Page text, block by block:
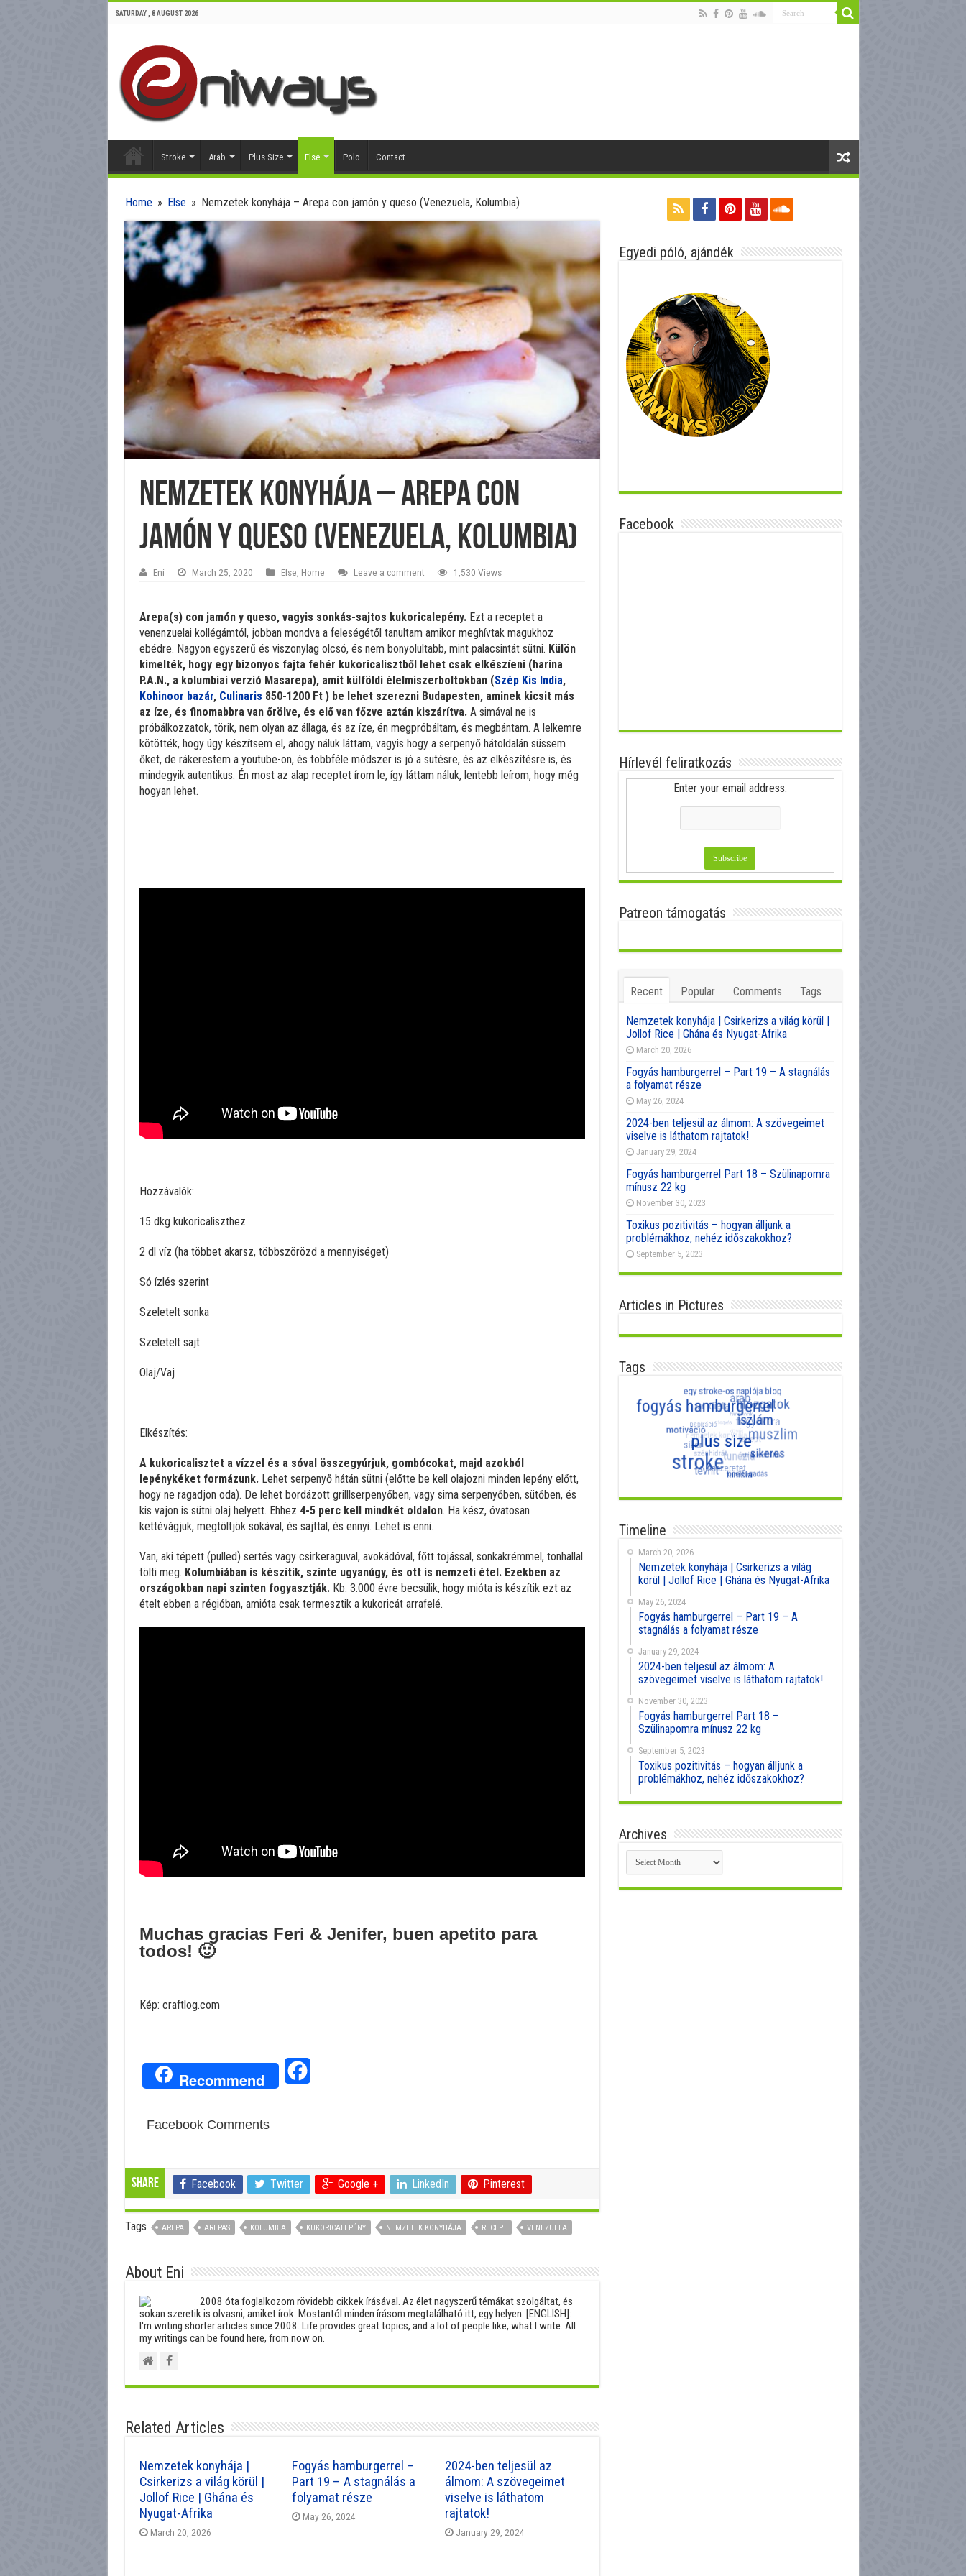
SATURDAY , 8 AUGUST 2026
Stroke Arab Plus Size Else Polo Contact
Home » Else » Nemzetek konyhája – Arepa con jamón y queso (Venezuela, Kolumbia)
Nemzetek konyhája – Arepa con
jamón y queso (Venezuela, Kolumbia)
Eni March 25, 2020 Else Home Leave a comment 1,530 Views
Arepa(s) con jamón y queso, vagyis sonkás-sajtos kukoricalepény.Ezt a receptet a
venenzuelai kollégámtól, jobban mondva a feleségétől tanultam amikor meghívtak magukhoz
ebédre. Nagyon egyszerű és viszonylag olcsó, és nem bonyolultabb, mint palacsintát sütni. Külön
kimelték, hogy egy bizonyos fajta fehér kukoricalisztből lehet csak elkészíeni (harina
P.A.N., a kolumbiai verzió Masarepa), amit külföldi élelmiszerboltokban (Szép Kis India,
Kohinoor bazár, Culinaris 850-1200 Ft ) be lehet szerezni Budapesten, aminek kicsit más
az íze, és finomabbra van őrölve, és elő van főzve aztán kiszárítva.A simával ne is
próbálkozzatok, törik, nem olyan az állaga, és az íze, én megpróbáltam, és megbántam. A lelkemre
kötötték, hogy úgy készítsem el, ahogy náluk láttam, vagyis hogy a serpenyő hátoldalán süssem
őket, de rákerestem a youtube-on, és többféle módszer is jó a sütésre, és az elkészítésre is, és
mindegyik autentikus. Én most az alap receptet írom le, így láttam náluk, lentebb leírom, hogy még
hogyan lehet.
Hozzávalók:
15 dkg kukoricaliszthez
2 dl víz (ha többet akarsz, többszörözd a mennyiséget)
Só ízlés szerint
Szeletelt sonka
Szeletelt sajt
Olaj/Vaj
Elkészítés:
A kukoricalisztet a vízzel és a sóval összegyúrjuk, gombócokat, majd azokból
lepénykéket formázunk.Lehet serpenyő hátán sütni (előtte be kell olajozni minden lepény előtt,
hogy ne ragadjon oda). De lehet bordázott grilllserpenyőben, vagy sima serpenyőben, sütőben, és
kis vajon is sütni olaj helyett. Ehhez 4-5 perc kell mindkét oldalon. Ha kész, óvatosan
kettévágjuk, megtöltjök sokával, és sajttal, és ennyi. Lehet is enni.
Van, aki tépett (pulled) sertés vagy csirkeraguval, avokádóval, főtt tojással, sonkakrémmel, tonhallal
tölti meg. Kolumbiában is készítik, szinte ugyanúgy, és ott is nemzeti étel. Ezekben az
országokban napi szinten fogyasztják.Kb. 3.000 évre becsülik, hogy mióta is készítik ezt az
ételt ebben a régióban, amióta csak termesztik a kukoricát arrafelé.
Muchas gracias Feri & Jenifer, buen apetito para
todos! 🙂
Kép: craftlog.com
Recommend
Facebook Comments
Share Facebook Twitter Google + LinkedIn Pinterest
Tags AREPA AREPAS KOLUMBIA KUKORICALEPÉNY NEMZETEK KONYHÁJA RECEPT VENEZUELA
About Eni
2008 óta foglalkozom rövidebb cikkek írásával. Az élet nagyszerű témákat szolgáltat, és
sokan szeretik is olvasni, amiket írok. Mostantól minden írásom megtalálható itt, egy helyen. [ENGLISH]:
I'm writing shorter articles since 2008. Life provides great topics, and a lot of people like, what I write. All
my writings can be found here, from now on.
Related Articles
Nemzetek konyhája |
Csirkerizs a világ körül |
Jollof Rice | Ghána és
Nyugat-Afrika
March 20, 2026
Fogyás hamburgerrel –
Part 19 – A stagnálás a
folyamat része
May 26, 2024
2024-ben teljesül az
álmom: A szövegeimet
viselve is láthatom
rajtatok!
January 29, 2024
Egyedi póló, ajándék
Facebook
Hírlevél feliratkozás
Enter your email address:
Patreon támogatás
Recent Popular Comments Tags
Nemzetek konyhája | Csirkerizs a világ körül |
Jollof Rice | Ghána és Nyugat-Afrika
March 20, 2026
Fogyás hamburgerrel – Part 19 – A stagnálás
a folyamat része
May 26, 2024
2024-ben teljesül az álmom: A szövegeimet
viselve is láthatom rajtatok!
January 29, 2024
Fogyás hamburgerrel Part 18 – Szülinapomra
mínusz 22 kg
November 30, 2023
Toxikus pozitivitás – hogyan álljunk a
problémákhoz, nehéz időszakokhoz?
September 5, 2023
Articles in Pictures
Tags
Timeline
March 20, 2026
Nemzetek konyhája | Csirkerizs a világ
körül | Jollof Rice | Ghána és Nyugat-Afrika
May 26, 2024
Fogyás hamburgerrel – Part 19 – A
stagnálás a folyamat része
January 29, 2024
2024-ben teljesül az álmom: A
szövegeimet viselve is láthatom rajtatok!
November 30, 2023
Fogyás hamburgerrel Part 18 –
Szülinapomra mínusz 22 kg
September 5, 2023
Toxikus pozitivitás – hogyan álljunk a
problémákhoz, nehéz időszakokhoz?
Archives
Archives